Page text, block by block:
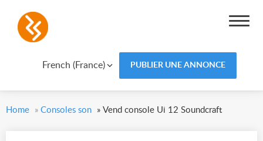
French (France) PUBLIER UNE ANNONCE
Home » Consoles son » Vend console Ui 12 Soundcraft